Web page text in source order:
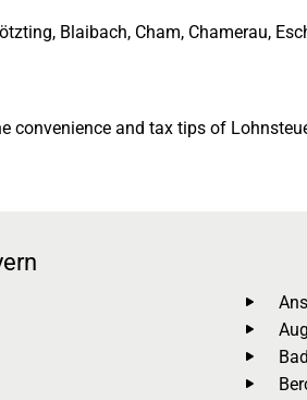
Blaibach, Cham, Chamerau,
convenience and tax tips of